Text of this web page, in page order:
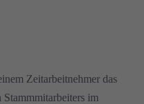
Zeitarbeitnehmer das
im